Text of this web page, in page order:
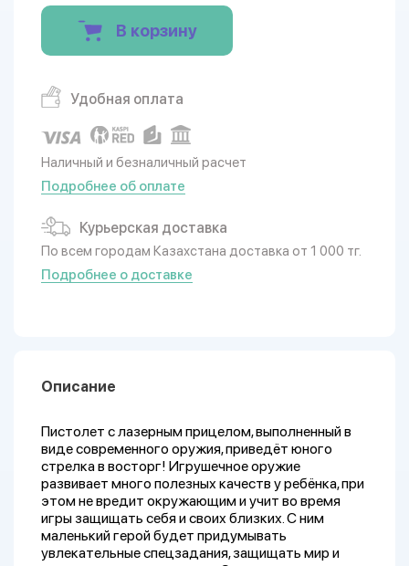
В корзину
Удобная оплата
Наличный и безналичный расчет
Подробнее об оплате
Курьерская доставка
По всем городам Казахстана доставка от 1 000 тг.
Подробнее о доставке
Описание
Пистолет с лазерным прицелом, выполненный в
виде современного оружия, приведёт юного
стрелка в восторг! Игрушечное оружие
развивает много полезных качеств у ребёнка, при
этом не вредит окружающим и учит во время
игры защищать себя и своих близких. С ним
маленький герой будет придумывать
увлекательные спецзадания, защищать мир и